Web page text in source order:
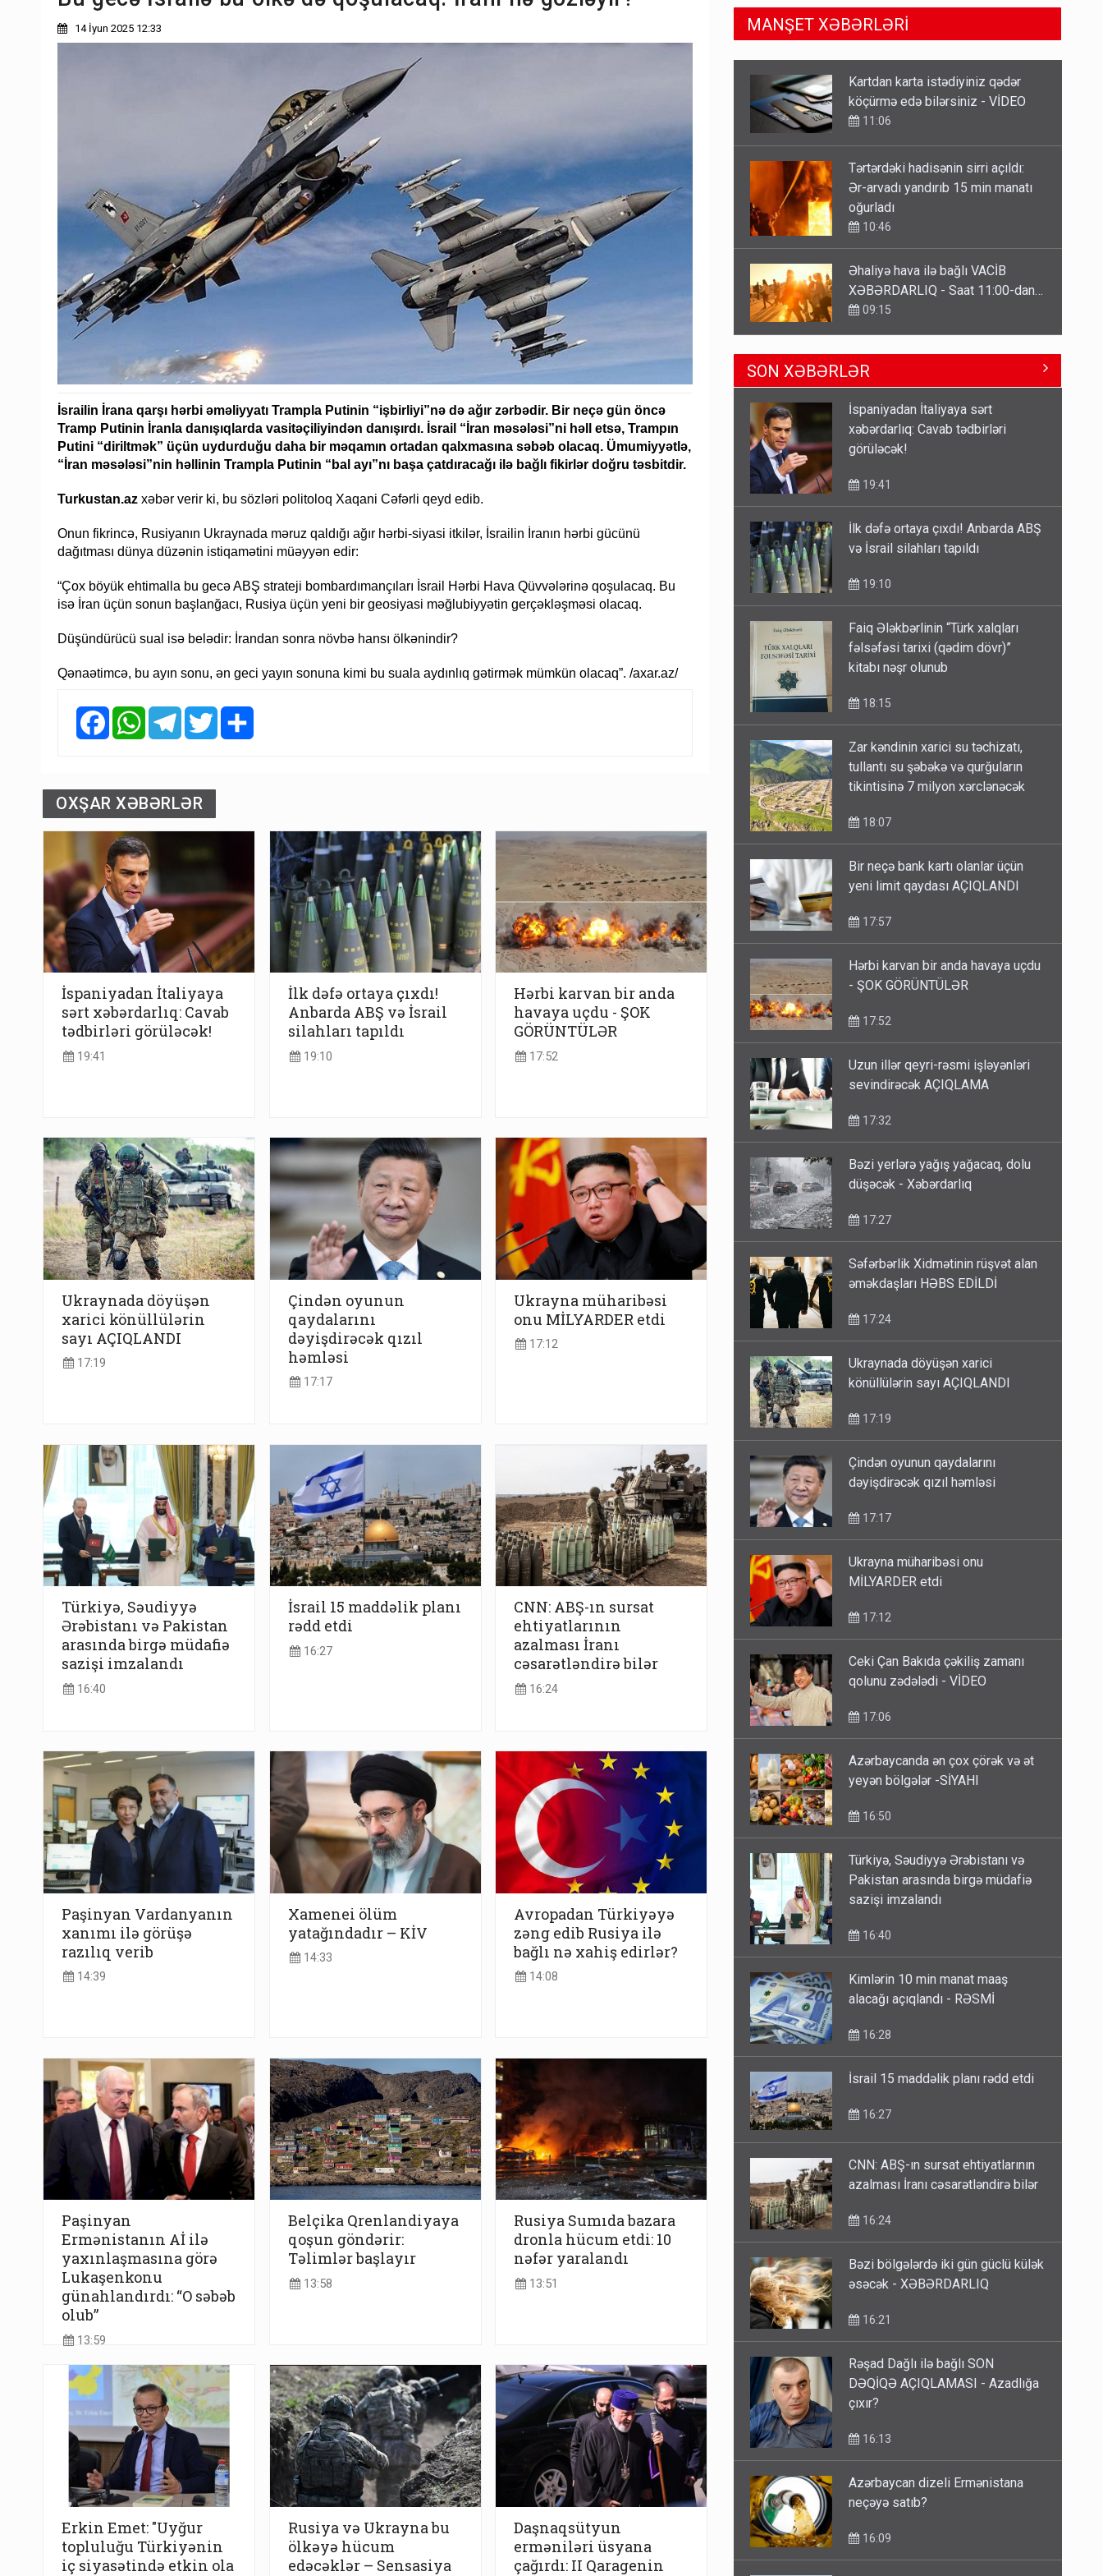
14 İyun 2025 12:33
İsrailin İrana qarşı hərbi əməliyyatı Trampla Putinin “işbirliyi”nə də ağır zərbədir. Bir neçə gün öncə
Tramp Putinin İranla danışıqlarda vasitəçiliyindən danışırdı. İsrail “İran məsələsi”ni həll etsə, Trampın
Putini “diriltmək” üçün uydurduğu daha bir məqamın ortadan qalxmasına səbəb olacaq. Ümumiyyətlə,
“İran məsələsi”nin həllinin Trampla Putinin “bal ayı”nı başa çatdıracağı ilə bağlı fikirlər doğru təsbitdir.
Turkustan.az xəbər verir ki, bu sözləri politoloq Xaqani Cəfərli qeyd edib.
Onun fikrincə, Rusiyanın Ukraynada məruz qaldığı ağır hərbi-siyasi itkilər, İsrailin İranın hərbi gücünü
dağıtması dünya düzənin istiqamətini müəyyən edir:
“Çox böyük ehtimalla bu gecə ABŞ strateji bombardımançıları İsrail Hərbi Hava Qüvvələrinə qoşulacaq. Bu
isə İran üçün sonun başlanğacı, Rusiya üçün yeni bir geosiyasi məğlubiyyətin gerçəkləşməsi olacaq.
Düşündürücü sual isə belədir: İrandan sonra növbə hansı ölkənindir?
Qənaətimcə, bu ayın sonu, ən geci yayın sonuna kimi bu suala aydınlıq gətirmək mümkün olacaq”. /axar.az/
FacebookWhatsAppTelegramTwitter
OXŞAR XƏBƏRLƏR
İspaniyadan İtaliyaya
sərt xəbərdarlıq: Cavab
tədbirləri görüləcək!
19:41
İlk dəfə ortaya çıxdı!
Anbarda ABŞ və İsrail
silahları tapıldı
19:10
Hərbi karvan bir anda
havaya uçdu - ŞOK
GÖRÜNTÜLƏR
17:52
Ukraynada döyüşən
xarici könüllülərin
sayı AÇIQLANDI
17:19
Çindən oyunun
qaydalarını
dəyişdirəcək qızıl
həmləsi
17:17
Ukrayna müharibəsi
onu MİLYARDER etdi
17:12
Türkiyə, Səudiyyə
Ərəbistanı və Pakistan
arasında birgə müdafiə
sazişi imzalandı
16:40
İsrail 15 maddəlik planı
rədd etdi
16:27
CNN: ABŞ-ın sursat
ehtiyatlarının
azalması İranı
cəsarətləndirə bilər
16:24
Paşinyan Vardanyanın
xanımı ilə görüşə
razılıq verib
14:39
Xamenei ölüm
yatağındadır – KİV
14:33
Avropadan Türkiyəyə
zəng edib Rusiya ilə
bağlı nə xahiş edirlər?
14:08
Paşinyan
Ermənistanın Aİ ilə
yaxınlaşmasına görə
Lukaşenkonu
günahlandırdı: “O səbəb
olub”
13:59
Belçika Qrenlandiyaya
qoşun göndərir:
Təlimlər başlayır
13:58
Rusiya Sumıda bazara
dronla hücum etdi: 10
nəfər yaralandı
13:51
Erkin Emet: "Uyğur
topluluğu Türkiyənin
iç siyasətində etkin ola
Rusiya və Ukrayna bu
ölkəyə hücum
edəcəklər – Sensasiya
Daşnaqsütyun
erməniləri üsyana
çağırdı: II Qaragenin
MANŞET XƏBƏRLƏRİ
Tərtərdəki hadisənin sirri açıldı:
Ər-arvadı yandırıb 15 min manatı
oğurladı
Əhaliyə hava ilə bağlı VACİB
XƏBƏRDARLIQ - Saat 11:00-dan…
09:15
ŞOK! David Seliverstov ölkədən
qaçdı
6 Avqust 14:14
Geri çağırılan səfir Abel
Məhərrəmovun oğludur - DOSYE
Media və Yayım Şurasına əlavə
13:24
Kartdan karta istədiyiniz qədər
köçürmə edə bilərsiniz - VİDEO
SON XƏBƏRLƏR
İspaniyadan İtaliyaya sərt
xəbərdarlıq: Cavab tədbirləri
görüləcək!
19:41
İlk dəfə ortaya çıxdı! Anbarda ABŞ
və İsrail silahları tapıldı
19:10
Faiq Ələkbərlinin “Türk xalqları
fəlsəfəsi tarixi (qədim dövr)”
kitabı nəşr olunub
18:15
Zar kəndinin xarici su təchizatı,
tullantı su şəbəkə və qurğuların
tikintisinə 7 milyon xərclənəcək
18:07
Bir neçə bank kartı olanlar üçün
yeni limit qaydası AÇIQLANDI
17:57
Hərbi karvan bir anda havaya uçdu
- ŞOK GÖRÜNTÜLƏR
17:52
Uzun illər qeyri-rəsmi işləyənləri
sevindirəcək AÇIQLAMA
17:32
Bəzi yerlərə yağış yağacaq, dolu
düşəcək - Xəbərdarlıq
17:27
Səfərbərlik Xidmətinin rüşvət alan
əməkdaşları HƏBS EDİLDİ
17:24
Ukraynada döyüşən xarici
könüllülərin sayı AÇIQLANDI
17:19
Çindən oyunun qaydalarını
dəyişdirəcək qızıl həmləsi
17:17
Ukrayna müharibəsi onu
MİLYARDER etdi
17:12
Ceki Çan Bakıda çəkiliş zamanı
qolunu zədələdi - VİDEO
17:06
Azərbaycanda ən çox çörək və ət
yeyən bölgələr -SİYAHI
16:50
Türkiyə, Səudiyyə Ərəbistanı və
Pakistan arasında birgə müdafiə
sazişi imzalandı
16:40
Kimlərin 10 min manat maaş
alacağı açıqlandı - RƏSMİ
16:28
İsrail 15 maddəlik planı rədd etdi
16:27
CNN: ABŞ-ın sursat ehtiyatlarının
azalması İranı cəsarətləndirə bilər
16:24
Bəzi bölgələrdə iki gün güclü külək
əsəcək - XƏBƏRDARLIQ
16:21
Rəşad Dağlı ilə bağlı SON
DƏQİQƏ AÇIQLAMASI - Azadlığa
çıxır?
16:13
Azərbaycan dizeli Ermənistana
neçəyə satıb?
16:09